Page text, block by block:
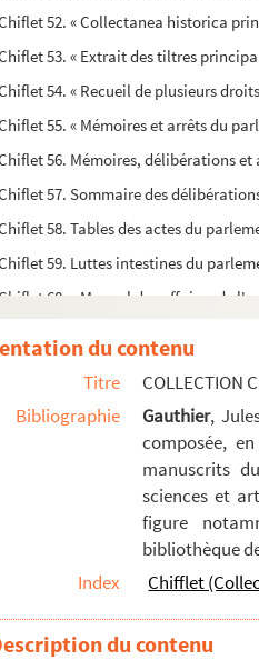
52. « Collectanea historica
53. « Extrait des tiltres
54. « Recueil de plusieurs
55. « Mémoires et arrêts du
56. Mémoires, délibérations
57. Sommaire des
58. Tables des actes du
59. Luttes intestines du
60. « Manuel des affaires de
Chiflet 64. Epitaphes recueillies
Chiflet 65. « Pièces historiques
Chiflet 66. « Pièces historiques
Chiflet 67. « Pièces historiques
Chiflet 68. « Pièces historiques
du contenu
Titre
COLLECTION
Bibliographie
Gauthier,
composée,
manuscrits
sciences et
figure
bibliothèque
Index
Chifflet
du contenu